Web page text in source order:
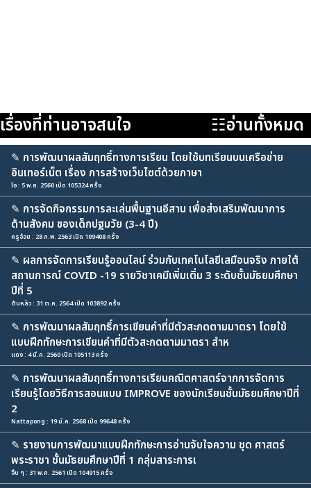
เรื่องที่ท่านอาจสนใจ ☷อ่านทั้งหมด
✎ การพัฒนาผลสัมฤทธิ์ทางการเรียน โดยใช้บทเรียนบนเครือข่าย
อินเทอร์เน็ต เรื่อง การสร้างเว็บไซต์ด้วยภาษา
โอ : 5 พ.ย. 2560 เปิด 105324 ครั้ง
✎ การจัดกิจกรรมการละเล่นพื้นฐานอีสาน เพื่อส่งเสริมพัฒนาการ
ด้านสังคม ของเด็กปฐมวัย (3-4 ปี)
ครูอ๋อย : 28 ก.พ. 2563 เปิด 109408 ครั้ง
✎ ผลการจัดการเรียนรู้ออนไลน์ ร่วมกับเทคโนโลยีเสมือนจริง ภายใต้
สถานการณ์ COVID -19 รายวิชาเคมีเพิ่มเติ่ม 3 ระดับชั้นมัธยมศึกษา
ปีที่ 5
ต้นหลิว : 31 ต.ค. 2564 เปิด 103892 ครั้ง
✎ การพัฒนาผลสัมฤทธิ์การเขียนคำที่มีตัวสะกดตามมาตรา โดยใช้
แบบฝึกทักษะการเขียนคำที่มีตัวสะกดตามมาตรา สำห
แดง : 4 มี.ค. 2560 เปิด 105113 ครั้ง
✎ การพัฒนาผลสัมฤทธิ์ทางการเรียนคณิตศาสตร์จากการจัดการ
เรียนรู้โดยวิธีการสอนแบบ IMPROVE ของนักเรียนชั้นมัธยมศึกษาปีที่
2
Nattapong : 19 มี.ค. 2568 เปิด 99648 ครั้ง
✎ รายงานการพัฒนาแบบฝึกทักษะการอ่านจับใจความ ชุด ศาสตร์
พระราชา ชั้นมัธยมศึกษาปีที่ 1 กลุ่มสาระการเ
จิ้บ ๆ : 31 พ.ค. 2561 เปิด 104915 ครั้ง